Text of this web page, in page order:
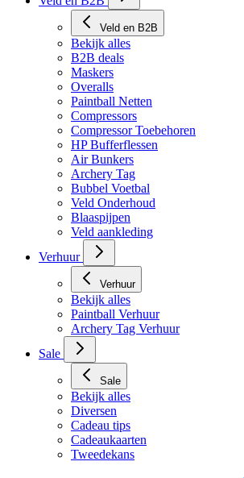
Veld en B2B
Veld en B2B
Bekijk alles
B2B deals
Maskers
Overalls
Paintball Netten
Compressors
Compressor Toebehoren
HP Bufferflessen
Air Bunkers
Archery Tag
Bubbel Voetbal
Veld Onderhoud
Blaaspijpen
Veld aankleding
Verhuur
Bekijk alles
Paintball Verhuur
Archery Tag Verhuur
Sale
Bekijk alles
Diversen
Cadeau tips
Cadeaukaarten